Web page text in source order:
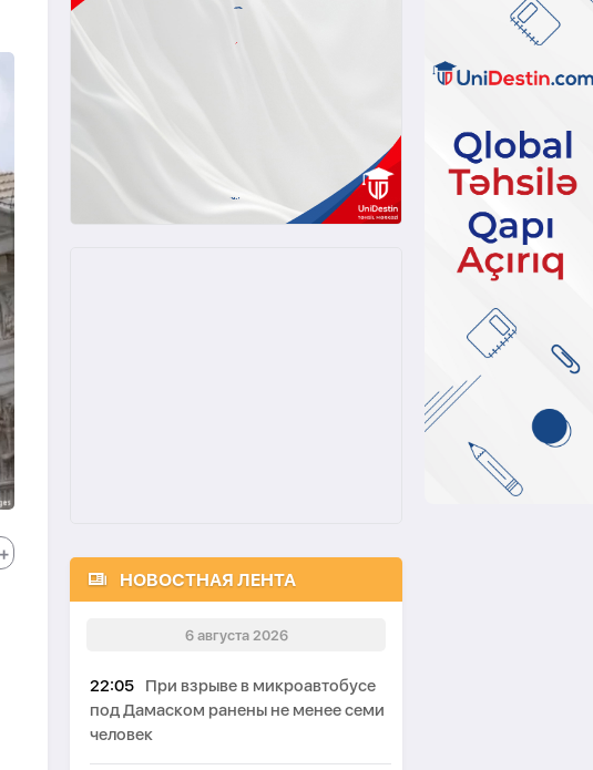
НОВОСТНАЯ ЛЕНТА
6 августа 2026
22:05
При взрыве в микроавтобусе
под Дамаском ранены не менее семи
человек